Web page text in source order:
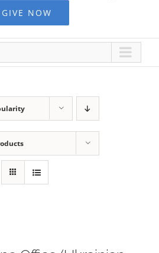
GIVE NOW